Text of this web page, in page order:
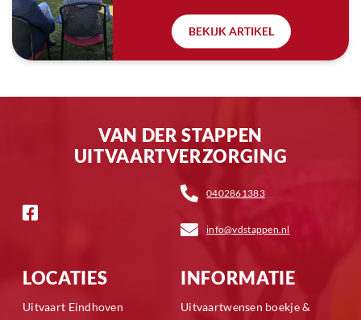
BEKIJK ARTIKEL
VAN DER STAPPEN
UITVAARTVERZORGING
0402861383
info@vdstappen.nl
LOCATIES
Uitvaart Eindhoven
INFORMATIE
Uitvaartwensen boekje &